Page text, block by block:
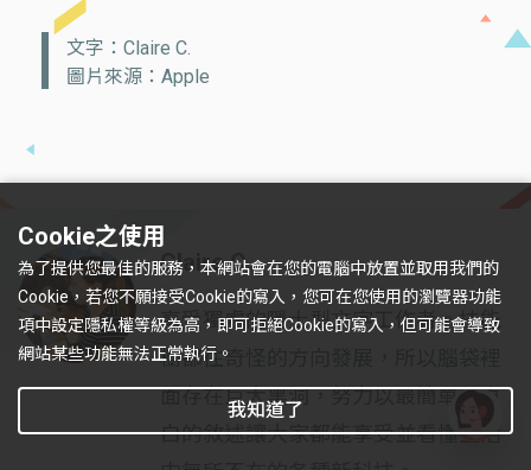
文字：Claire C.
圖片來源：Apple
Claire C.
享受獨處的隱士型文字工作者。技能
樹都往奇怪的方向發展，所以腦袋裡
面存在巨大黑洞，努力以最簡單、直
白的敘述讓大家都能享受並看懂生活
Cookie之使用
為了提供您最佳的服務，本網站會在您的電腦中放置並取用我們的
Cookie，若您不願接受Cookie的寫入，您可在您使用的瀏覽器功能
項中設定隱私權等級為高，即可拒絕Cookie的寫入，但可能會導致
網站某些功能無法正常執行。
我知道了